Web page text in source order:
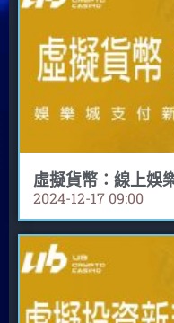
虛擬貨幣：線上娛
2024-12-17 09:00